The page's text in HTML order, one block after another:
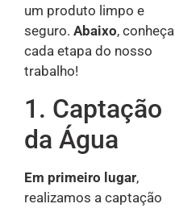
um produto limpo e
seguro. Abaixo, conheça
cada etapa do nosso
trabalho!
1. Captação
da Água
Em primeiro lugar,
realizamos a captação